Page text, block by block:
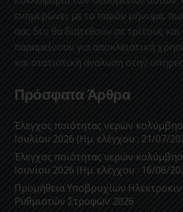
ενημερώνει με το παρόν μήνυμα,
σας δεν θα διατεθούν σε τρίτους και
παραμείνουν για αποκλειστική
και στατιστική ανάλυση στην
Πρόσφατα Άρθρα
Έλεγχος ποιότητας νερών
Ιουλίου 2026 (Ημ. ελέγχου : 21/07/
Έλεγχος ποιότητας νερών
Ιουνίου 2026 (Ημ. ελέγχου : 16/06/
Προμήθεια Υποβρυχίων
Ρυθμιστών Στροφών 2026